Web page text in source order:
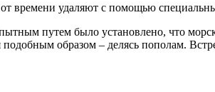
от времени удаляют с помощью
путем было установлено, что
образом – делясь пополам.